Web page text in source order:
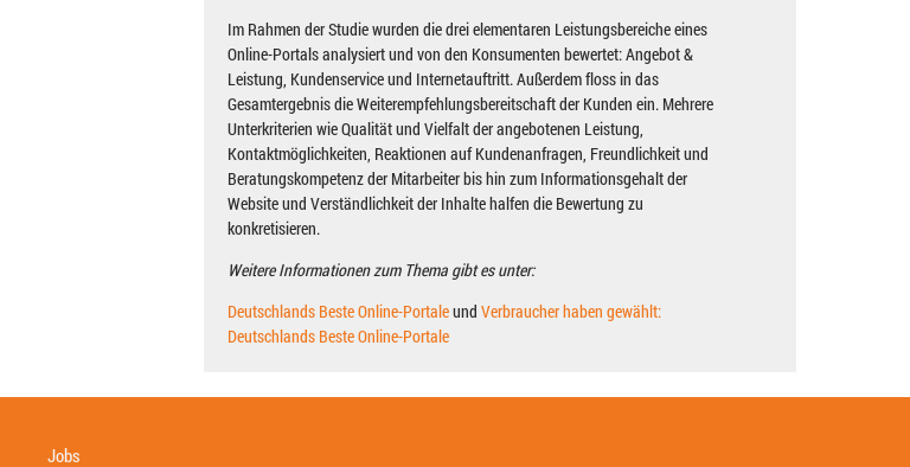
Im Rahmen der Studie wurden die drei elementaren Leistungsbereiche eines
Online-Portals analysiert und von den Konsumenten bewertet: Angebot &
Leistung, Kundenservice und Internetauftritt. Außerdem floss in das
Gesamtergebnis die Weiterempfehlungsbereitschaft der Kunden ein. Mehrere
Unterkriterien wie Qualität und Vielfalt der angebotenen Leistung,
Kontaktmöglichkeiten, Reaktionen auf Kundenanfragen, Freundlichkeit und
Beratungskompetenz der Mitarbeiter bis hin zum Informationsgehalt der
Website und Verständlichkeit der Inhalte halfen die Bewertung zu
konkretisieren.
Weitere Informationen zum Thema gibt es unter:
Deutschlands Beste Online-Portaleund Verbraucher haben gewählt:
Deutschlands Beste Online-Portale
Jobs